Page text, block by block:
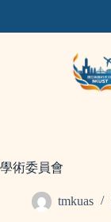
學術委員會
tmkuas